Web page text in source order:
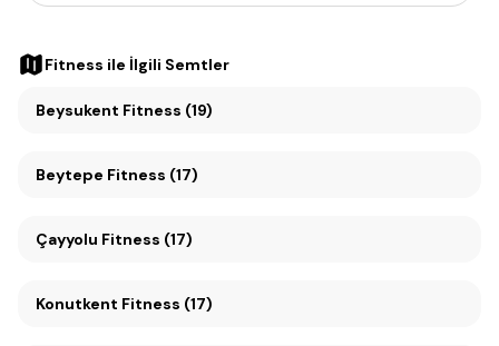
Fitness ile İlgili Semtler
Beysukent Fitness (19)
Beytepe Fitness (17)
Çayyolu Fitness (17)
Konutkent Fitness (17)